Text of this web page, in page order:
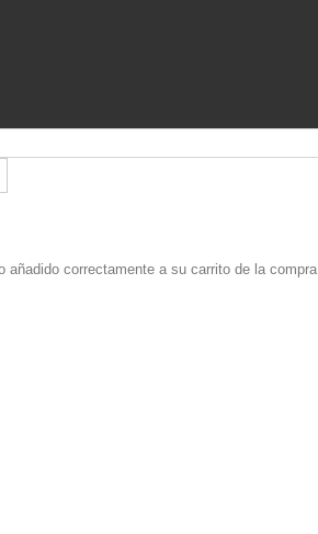
añadido correctamente a su carrito de la compra